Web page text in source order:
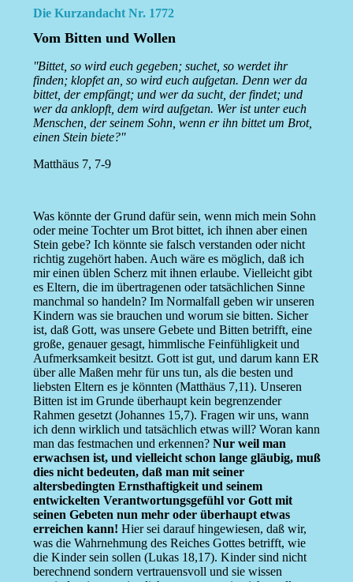
Die Kurzandacht Nr. 1772
Vom Bitten und Wollen
''Bittet, so wird euch gegeben; suchet, so werdet ihr
finden; klopfet an, so wird euch aufgetan. Denn wer da
bittet, der empfängt; und wer da sucht, der findet; und
wer da anklopft, dem wird aufgetan. Wer ist unter euch
Menschen, der seinem Sohn, wenn er ihn bittet um Brot,
einen Stein biete?''
Matthäus 7, 7-9
Was könnte der Grund dafür sein, wenn mich mein Sohn
oder meine Tochter um Brot bittet, ich ihnen aber einen
Stein gebe? Ich könnte sie falsch verstanden oder nicht
richtig zugehört haben. Auch wäre es möglich, daß ich
mir einen üblen Scherz mit ihnen erlaube. Vielleicht gibt
es Eltern, die im übertragenen oder tatsächlichen Sinne
manchmal so handeln? Im Normalfall geben wir unseren
Kindern was sie brauchen und worum sie bitten. Sicher
ist, daß Gott, was unsere Gebete und Bitten betrifft, eine
große, genauer gesagt, himmlische Feinfühligkeit und
Aufmerksamkeit besitzt. Gott ist gut, und darum kann ER
über alle Maßen mehr für uns tun, als die besten und
liebsten Eltern es je könnten (Matthäus 7,11). Unseren
Bitten ist im Grunde überhaupt kein begrenzender
Rahmen gesetzt (Johannes 15,7). Fragen wir uns, wann
ich denn wirklich und tatsächlich etwas will? Woran kann
man das festmachen und erkennen? Nur weil man
erwachsen ist, und vielleicht schon lange gläubig, muß
dies nicht bedeuten, daß man mit seiner
altersbedingten Ernsthaftigkeit und seinem
entwickelten Verantwortungsgefühl vor Gott mit
seinen Gebeten nun mehr oder überhaupt etwas
erreichen kann! Hier sei darauf hingewiesen, daß wir,
was die Wahrnehmung des Reiches Gottes betrifft, wie
die Kinder sein sollen (Lukas 18,17). Kinder sind nicht
berechnend sondern vertrauensvoll und sie wissen